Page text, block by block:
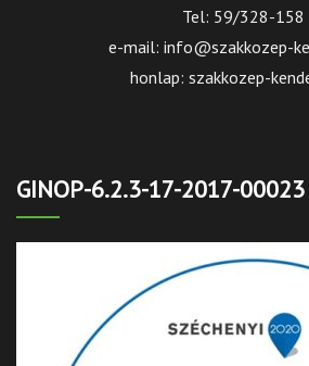
Tel: 59/328-158
e-mail: info@szakkozep-
honlap: szakkozep-
GINOP-6.2.3-17-2017-00023